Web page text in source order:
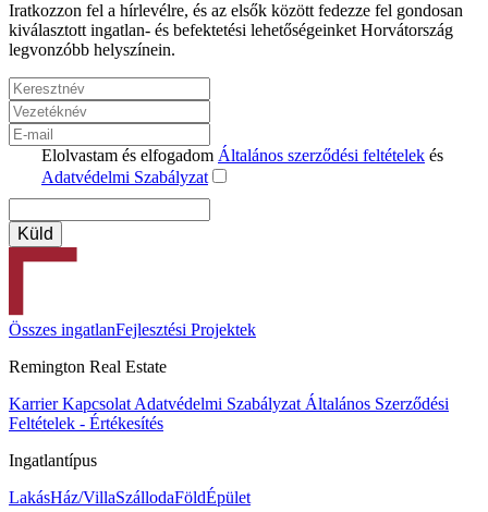
Iratkozzon fel a hírlevélre, és az elsők között fedezze fel gondosan
kiválasztott ingatlan- és befektetési lehetőségeinket Horvátország
legvonzóbb helyszínein.
Elolvastam és elfogadom Általános szerződési feltételek és
Adatvédelmi Szabályzat
Összes ingatlanFejlesztési Projektek
Remington Real Estate
KarrierKapcsolat Adatvédelmi Szabályzat Általános Szerződési
Feltételek - Értékesítés
Ingatlantípus
LakásHáz/VillaSzállodaFöldÉpület